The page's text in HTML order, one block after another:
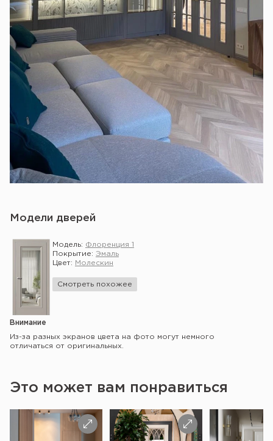
Модели дверей
Модель: Флоренция 1
Покрытие: Эмаль
Цвет:
Молескин
Смотреть похожее
Внимание
Из-за разных экранов цвета на фото могут немного
отличаться от оригинальных.
Это может вам понравиться